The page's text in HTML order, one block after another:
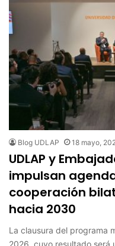
Blog UDLAP 18 mayo,
UDLAP y
impulsan
cooperación
hacia 2030
La clausura del programa